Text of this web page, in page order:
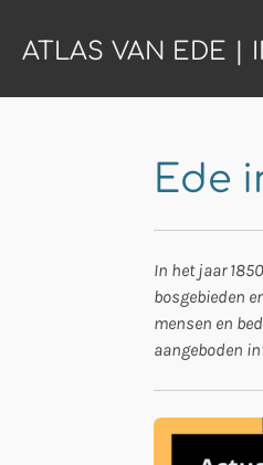
direct
de
ATLAS VAN EDE |
Ede
In het jaar
bosgebieden
mensen en
aangeboden